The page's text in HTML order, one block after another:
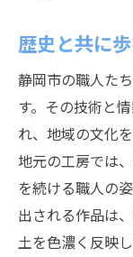
静岡市の
職人
技術
職人
情熱
職人
未来
歴史と共に
静岡市の職人た
す。その技術と
れ、地域の文化
地元の工房では
を続ける職人の
出される作品は
土を色濃く反映